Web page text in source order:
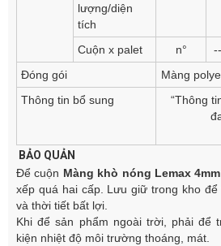
lượng/diện
tích
Cuộn x palet n°
Đóng gói
Màng
Thông tin bổ sung
“Thông
BẢO QUẢN
Để cuộn Màng khò nóng Lemax 4mm
xếp quá hai cấp. Lưu giữ trong kho
và thời tiết bất lợi.
Khi để sản phẩm ngoài trời, phải để
kiện nhiệt độ môi trường thoáng, mát.